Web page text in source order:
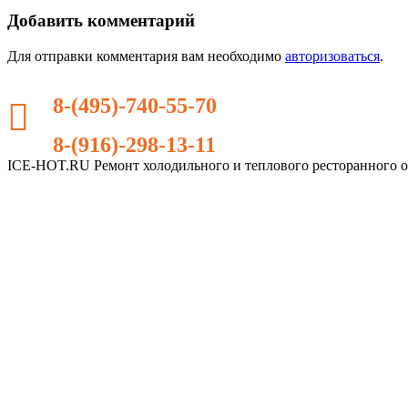
Добавить комментарий
Для отправки комментария вам необходимо авторизоваться.
8-(495)-740-55-70
8-(916)-298-13-11
ICE-HOT.RU Ремонт холодильного и теплового ресторанного